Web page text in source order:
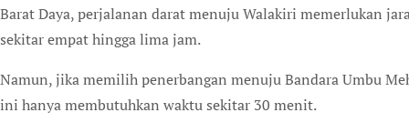
Barat Daya, perjalanan darat menuju Walakiri memerlukan
sekitar empat hingga lima jam.
Namun, jika memilih penerbangan menuju Bandara Umbu
ini hanya membutuhkan waktu sekitar 30 menit.